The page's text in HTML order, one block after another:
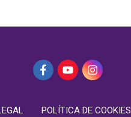
POLÍTICA DE COOKIES